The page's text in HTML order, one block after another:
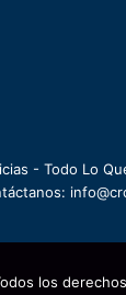
- Todo Lo
los